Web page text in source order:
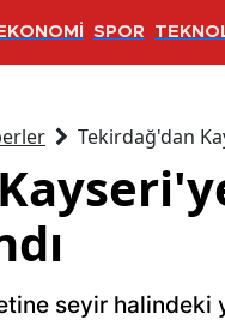
EKONOMİ SPOR
Tekirdağ'dan
seyir halindeki